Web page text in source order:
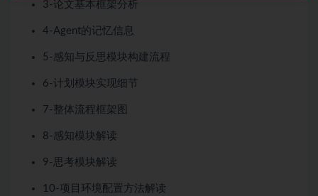
3-论文基本框架分析
4-Agent的记忆信息
5-感知与反思模块构建流程
6-计划模块实现细节
7-整体流程框架图
8-感知模块解读
9-思考模块解读
10-项目环境配置方法解读